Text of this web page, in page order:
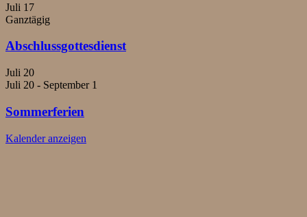
Juli 17
Ganztägig
Abschlussgottesdienst
Juli 20
Juli 20 - September 1
Sommerferien
Kalender anzeigen